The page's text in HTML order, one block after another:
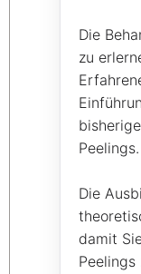
Die
zu
Peelings.
Die
damit
Peelings